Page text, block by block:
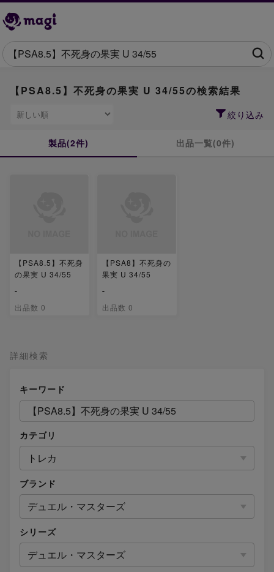
詳細検索
キーワード
カテゴリ
トレカ
ブランド
デュエル・マスターズ
シリーズ
デュエル・マスターズ
【PSA8.5】不死身の果実 U 34/55の検索結果
絞り込み
製品(2件) 出品一覧(0件)
【PSA8.5】不死身
の果実 U 34/55
-
出品数 0
【PSA8】不死身の
果実 U 34/55
-
出品数 0